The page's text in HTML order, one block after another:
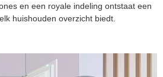
en een royale indeling ontstaat een
huishouden overzicht biedt.